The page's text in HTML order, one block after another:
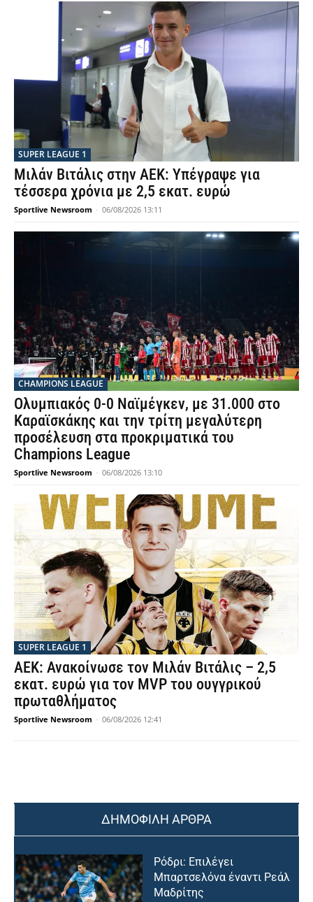
SUPER LEAGUE 1
Μιλάν Βιτάλις στην ΑΕΚ: Υπέγραψε για
τέσσερα χρόνια με 2,5 εκατ. ευρώ
Sportlive Newsroom - 06/08/2026 13:11
CHAMPIONS LEAGUE
Ολυμπιακός 0-0 Ναϊμέγκεν, με 31.000 στο
Καραϊσκάκης και την τρίτη μεγαλύτερη
προσέλευση στα προκριματικά του
Champions League
Sportlive Newsroom - 06/08/2026 13:10
SUPER LEAGUE 1
ΑΕΚ: Ανακοίνωσε τον Μιλάν Βιτάλις – 2,5
εκατ. ευρώ για τον MVP του ουγγρικού
πρωταθλήματος
Sportlive Newsroom - 06/08/2026 12:41
ΔΗΜΟΦΙΛΗ ΑΡΘΡΑ
Ρόδρι: Επιλέγει
Μπαρτσελόνα έναντι Ρεάλ
Μαδρίτης